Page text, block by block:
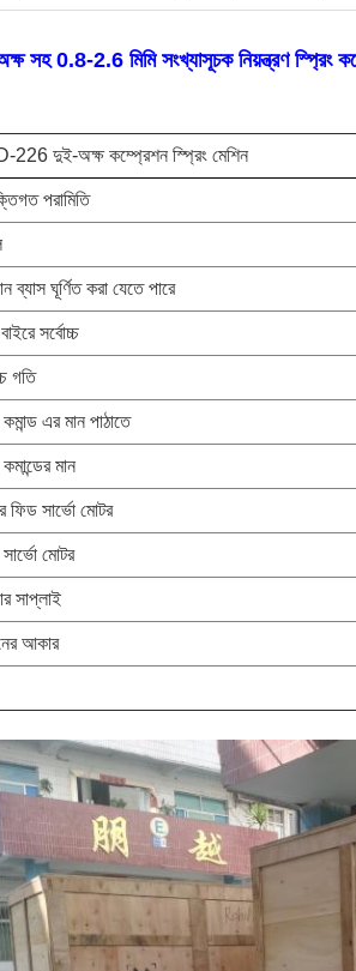
সহ 0.8-2.6 মিমি সংখ্যাসূচক নিয়ন্ত্রণ স্প্রিং
226 দুই-অক্ষ কম্প্রেশন স্প্রিং মেশিন
পরামিতি
ব্যাস ঘূর্ণিত করা যেতে পারে
সর্বোচ্চ
গতি
এর মান পাঠাতে
মান
ফিড সার্ভো মোটর
মোটর
সাপ্লাই
আকার